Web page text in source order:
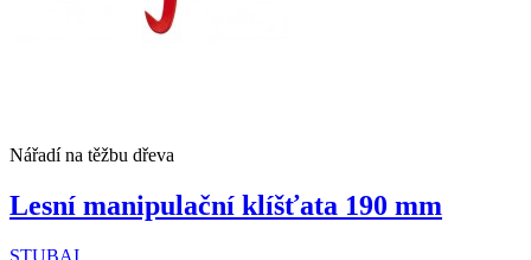
Nářadí na těžbu dřeva
Lesní manipulační klíšťata 190 mm
STUBAI